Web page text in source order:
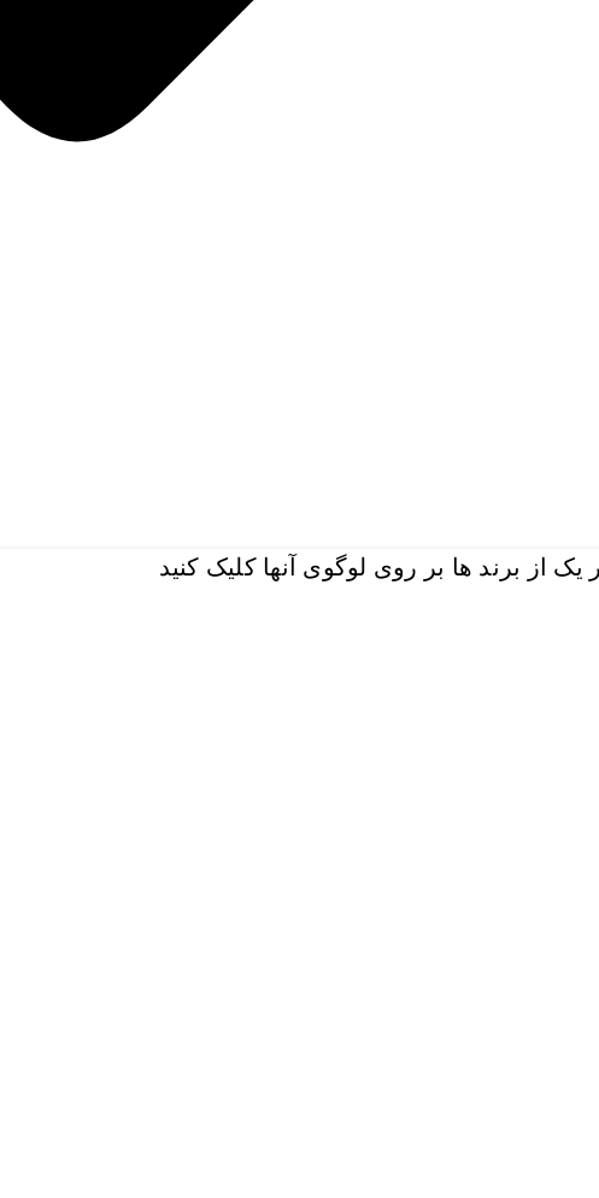
از برند ها بر روی لوگوی آنها کلیک کنید